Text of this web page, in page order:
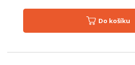
Do košíku